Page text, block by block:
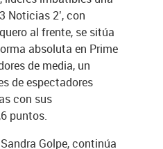
Noticias 2’, con
al frente, se sitúa
absoluta en Prime
de media, un
de espectadores
con sus
puntos.
Golpe, continúa